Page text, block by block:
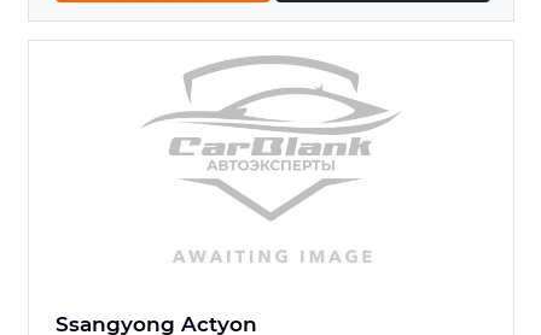
Ssangyong Actyon